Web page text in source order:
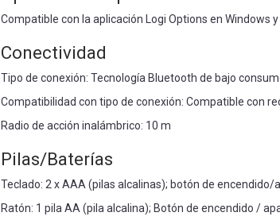
Compatible con la aplicación Logi Options en Windows
Conectividad
Tipo de conexión: Tecnología Bluetooth de bajo
Compatibilidad con tipo de conexión: Compatible con
Radio de acción inalámbrico: 10 m
Pilas/Baterías
Teclado: 2 x AAA (pilas alcalinas); botón de encendido/
Ratón: 1 pila AA (pila alcalina); Botón de encendido /